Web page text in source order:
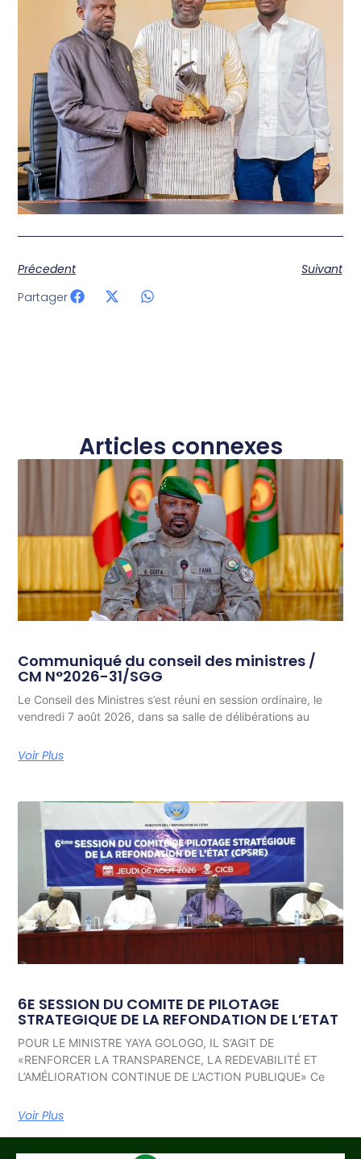
Précedent
Suivant
Partager
Articles connexes
Communiqué du conseil des ministres /
CM N°2026-31/SGG
Le Conseil des Ministres s’est réuni en session ordinaire, le
vendredi 7 août 2026, dans sa salle de délibérations au
Voir Plus
6E SESSION DU COMITE DE PILOTAGE
STRATEGIQUE DE LA REFONDATION DE L’ETAT
POUR LE MINISTRE YAYA GOLOGO, IL S’AGIT DE
«RENFORCER LA TRANSPARENCE, LA REDEVABILITÉ ET
L’AMÉLIORATION CONTINUE DE L’ACTION PUBLIQUE» Ce
Voir Plus